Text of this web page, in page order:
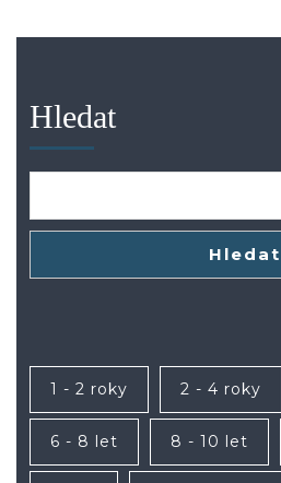
Hledat
Hledat
1 - 2 roky 2 - 4 roky
6 - 8 let 8 - 10 let